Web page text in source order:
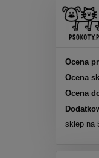
Ocena
Ocena
Ocena
sklep na